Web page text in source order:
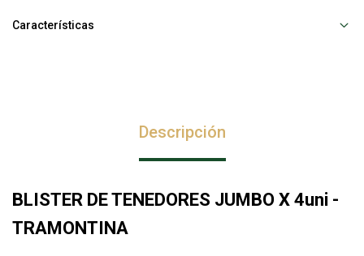
Características
Descripción
BLISTER DE TENEDORES JUMBO X 4uni -
TRAMONTINA